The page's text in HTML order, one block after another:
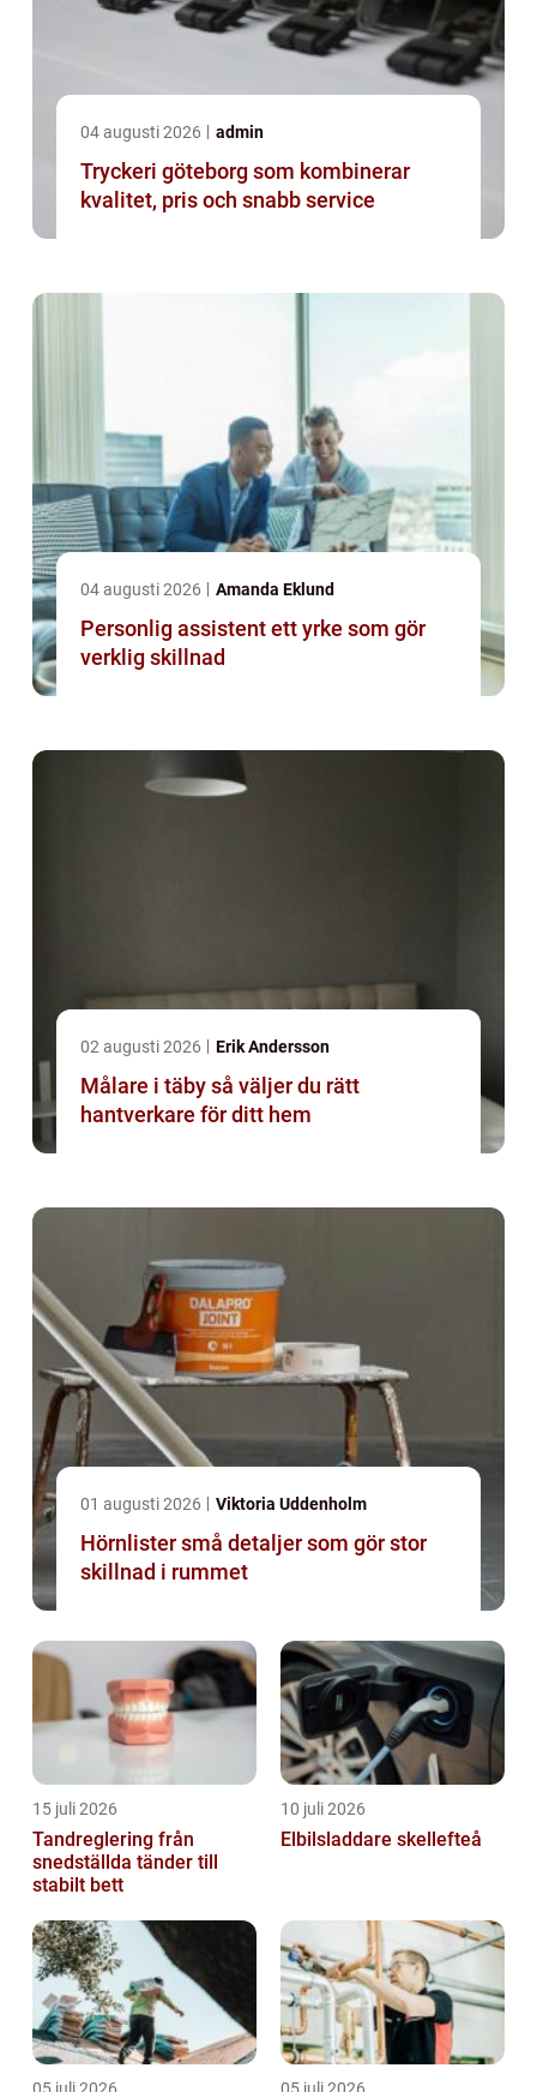
04 augusti 2026 admin
Tryckeri göteborg som kombinerar
kvalitet, pris och snabb service
04 augusti 2026 Amanda Eklund
Personlig assistent ett yrke som gör
verklig skillnad
02 augusti 2026 Erik Andersson
Målare i täby så väljer du rätt
hantverkare för ditt hem
01 augusti 2026 Viktoria Uddenholm
Hörnlister små detaljer som gör stor
skillnad i rummet
15 juli 2026
Tandreglering från
snedställda tänder till
stabilt bett
10 juli 2026
Elbilsladdare skellefteå